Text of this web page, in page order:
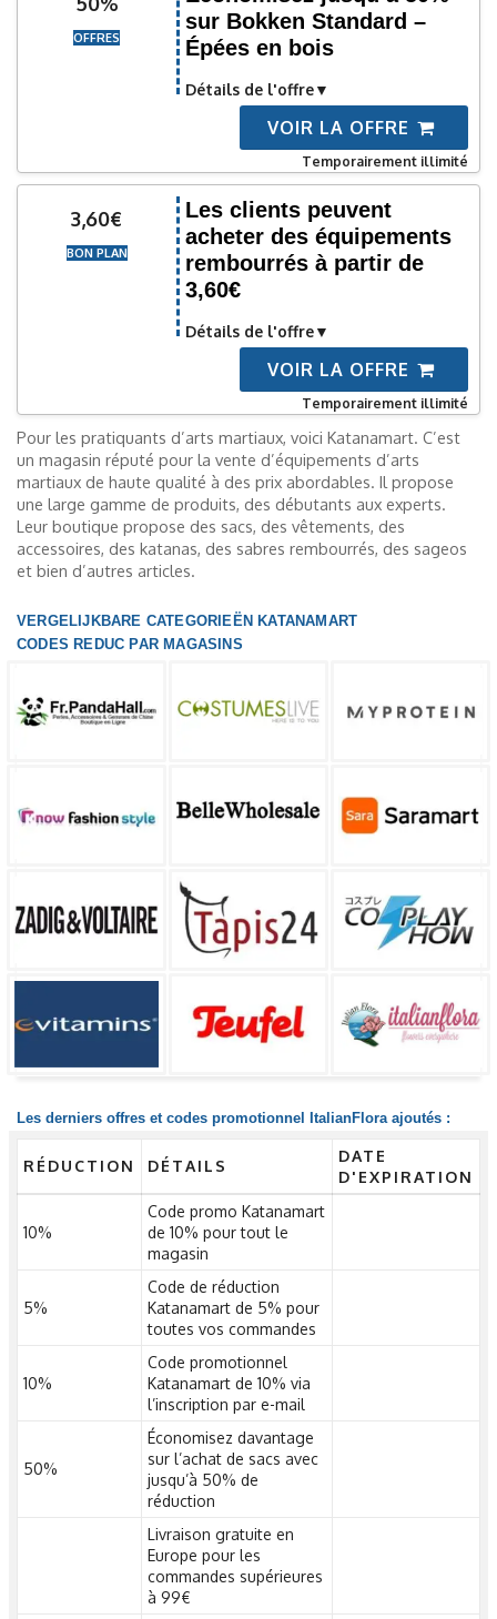
OFFRES
sur Bokken Standard –
Épées en bois
Détails de l'offre
VOIR LA OFFRE
Temporairement illimité
3,60€
BON PLAN
Les clients peuvent
acheter des équipements
rembourrés à partir de
3,60€
Détails de l'offre
VOIR LA OFFRE
Temporairement illimité
Pour les pratiquants d’arts martiaux, voici Katanamart. C’est
un magasin réputé pour la vente d’équipements d’arts
martiaux de haute qualité à des prix abordables. Il propose
une large gamme de produits, des débutants aux experts.
Leur boutique propose des sacs, des vêtements, des
accessoires, des katanas, des sabres rembourrés, des sageos
et bien d’autres articles.
VERGELIJKBARE CATEGORIEËN KATANAMART
CODES REDUC PAR MAGASINS
Les derniers offres et codes promotionnel ItalianFlora ajoutés :
RÉDUCTION DÉTAILS
DATE
D'EXPIRATION
10%
Code promo Katanamart
de 10% pour tout le
magasin
5%
Code de réduction
Katanamart de 5% pour
toutes vos commandes
10%
Code promotionnel
Katanamart de 10% via
l’inscription par e-mail
50%
Économisez davantage
sur l’achat de sacs avec
jusqu’à 50% de
réduction
Livraison gratuite en
Europe pour les
commandes supérieures
à 99€